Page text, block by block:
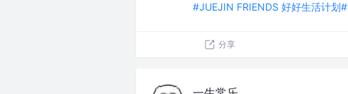
#JUEJIN FRIENDS 好好生活计划#
分享